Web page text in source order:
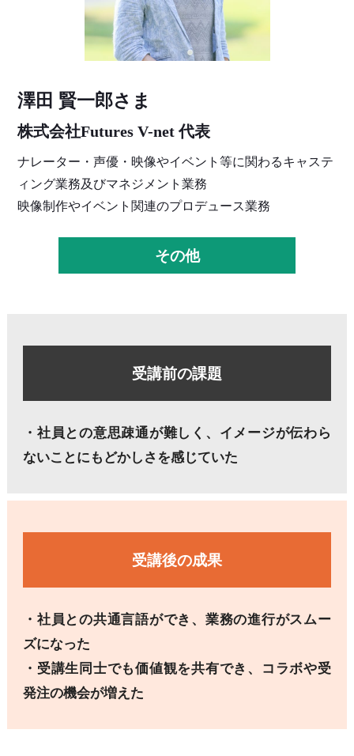
澤田 賢一郎さま
株式会社Futures V-net 代表
ナレーター・声優・映像やイベント等に関わるキャステ
ィング業務及びマネジメント業務
映像制作やイベント関連のプロデュース業務
その他
受講前の課題
・社員との意思疎通が難しく、イメージが伝わら
ないことにもどかしさを感じていた
受講後の成果
・社員との共通言語ができ、業務の進行がスムー
ズになった
・受講生同士でも価値観を共有でき、コラボや受
発注の機会が増えた